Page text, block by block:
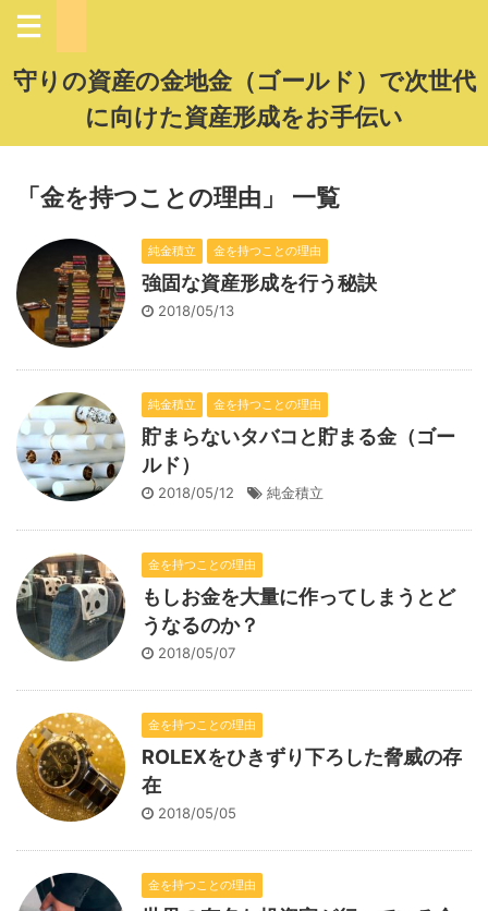
守りの資産の金地金（ゴールド）で次世代
に向けた資産形成をお手伝い
「金を持つことの理由」 一覧
純金積立 金を持つことの理由
強固な資産形成を行う秘訣
2018/05/13
純金積立 金を持つことの理由
貯まらないタバコと貯まる金（ゴー
ルド）
2018/05/12 純金積立
金を持つことの理由
もしお金を大量に作ってしまうとど
うなるのか？
2018/05/07
金を持つことの理由
ROLEXをひきずり下ろした脅威の存
在
2018/05/05
金を持つことの理由